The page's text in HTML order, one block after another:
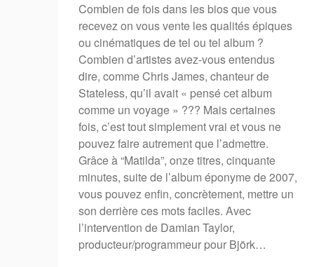
Combien de fois dans les bios que vous
recevez on vous vente les qualités épiques
ou cinématiques de tel ou tel album ?
Combien d’artistes avez-vous entendus
dire, comme Chris James, chanteur de
Stateless, qu’il avait « pensé cet album
comme un voyage » ??? Mais certaines
fois, c’est tout simplement vrai et vous ne
pouvez faire autrement que l’admettre.
Grâce à “Matilda”, onze titres, cinquante
minutes, suite de l’album éponyme de 2007,
vous pouvez enfin, concrètement, mettre un
son derrière ces mots faciles. Avec
l’intervention de Damian Taylor,
producteur/programmeur pour Björk…